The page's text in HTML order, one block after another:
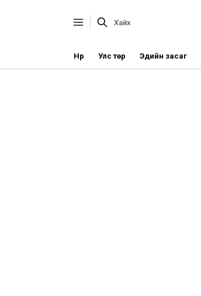
Нүүр Улс төр Эдийн засаг